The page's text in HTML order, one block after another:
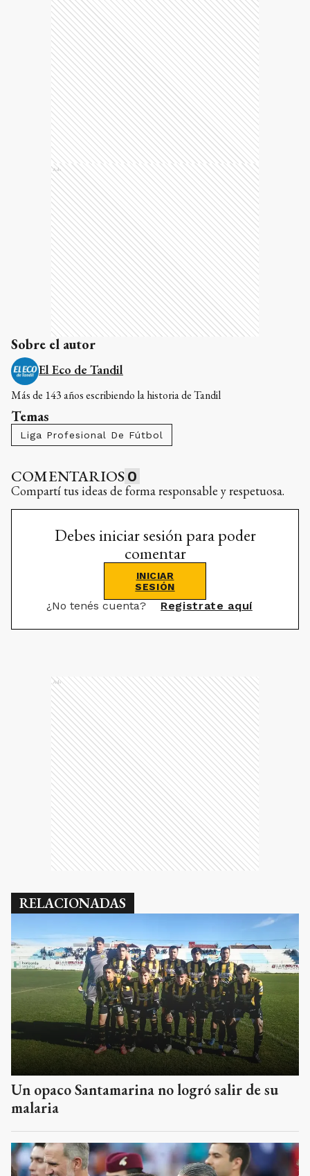
Ads
Sobre el autor
El Eco de Tandil
Más de 143 años escribiendo la historia de Tandil
Temas
Liga Profesional De Fútbol
COMENTARIOS 0
Compartí tus ideas de forma responsable y respetuosa.
Debes iniciar sesión para poder
comentar
INICIAR
SESIÓN
¿No tenés cuenta? Registrate aquí
Ads
RELACIONADAS
Un opaco Santamarina no logró salir de su
malaria